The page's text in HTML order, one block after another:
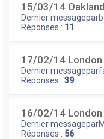
15/03/14
Dernier messagepar
Réponses : 11
17/02/14
Dernier messagepar
Réponses : 39
16/02/14
Dernier messagepar
Réponses : 56